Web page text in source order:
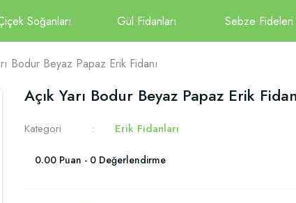
Bodur Beyaz Papaz Erik Fidanı
Açık Yarı Bodur Beyaz Papaz Erik
Kategori Erik Fidanları
0.00 Puan - 0 Değerlendirme